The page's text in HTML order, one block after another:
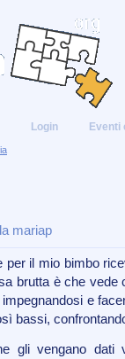
Login Eventi
mariap
per il mio bimbo
brutta è che vede
e
bassi,
gli vengano dati